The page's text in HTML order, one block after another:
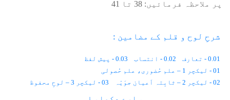
پر ملاحظہ فرمائیں: 38 تا 41
شرحِ لوح و قلم کے مضامین :
0.01 - تعارف 0.02 - انتساب
0.03 - پیش لفظ
01 - لیکچر 1 – علم حُضوری، علم حُصولی
02 - لیکچر 2 – ثابِتہ اَعیان جوَیّہ
03 - لیکچر 3 – لوحِ محفوظ